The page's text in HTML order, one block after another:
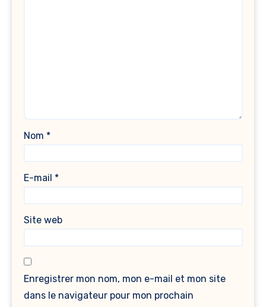
Nom *
E-mail *
Site web
Enregistrer mon nom, mon e-mail et mon site
dans le navigateur pour mon prochain